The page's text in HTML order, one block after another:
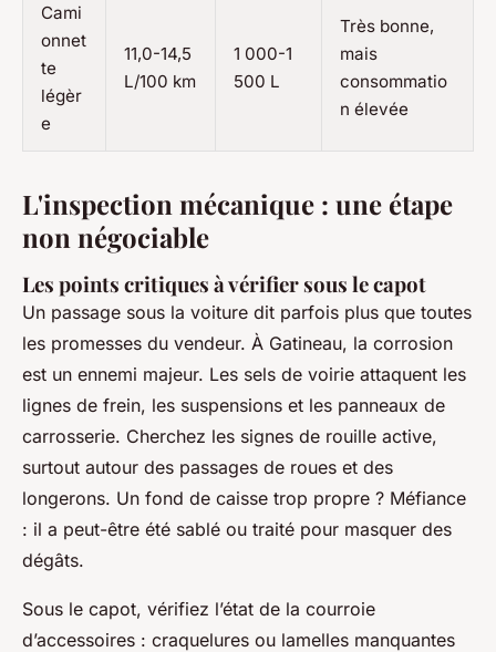
Cami
onnet
te
légèr
e
11,0-14,5
L/100 km
1 000-1
500 L
Très bonne,
mais
consommatio
n élevée
L'inspection mécanique : une étape
non négociable
Les points critiques à vérifier sous le capot
Un passage sous la voiture dit parfois plus que toutes
les promesses du vendeur. À Gatineau, la corrosion
est un ennemi majeur. Les sels de voirie attaquent les
lignes de frein, les suspensions et les panneaux de
carrosserie. Cherchez les signes de rouille active,
surtout autour des passages de roues et des
longerons. Un fond de caisse trop propre ? Méfiance
: il a peut-être été sablé ou traité pour masquer des
dégâts.
Sous le capot, vérifiez l’état de la courroie
d’accessoires : craquelures ou lamelles manquantes